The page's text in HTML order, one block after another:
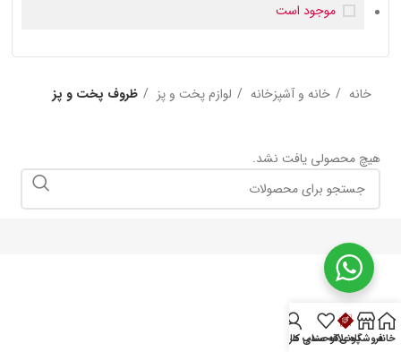
موجود است
خانه خانه و آشپزخانه لوازم پخت و پز ظروف پخت و پز
هیچ محصولی یافت نشد.
خانهفروشگاهپونی‌کو
علاقه مندی ها
حساب کاربری من